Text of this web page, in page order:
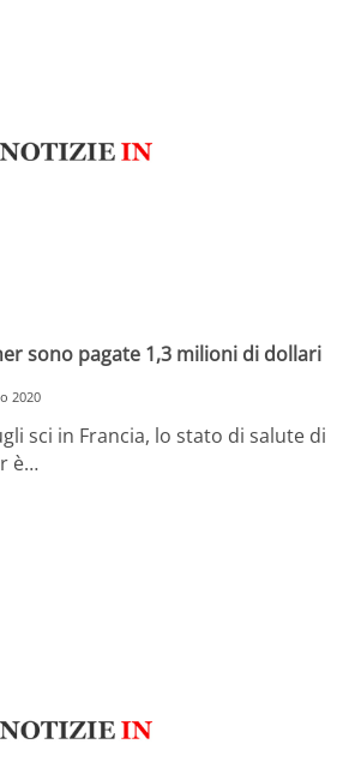
sono pagate 1,3 milioni di dollari
2020
sci in Francia, lo stato di salute di
è…